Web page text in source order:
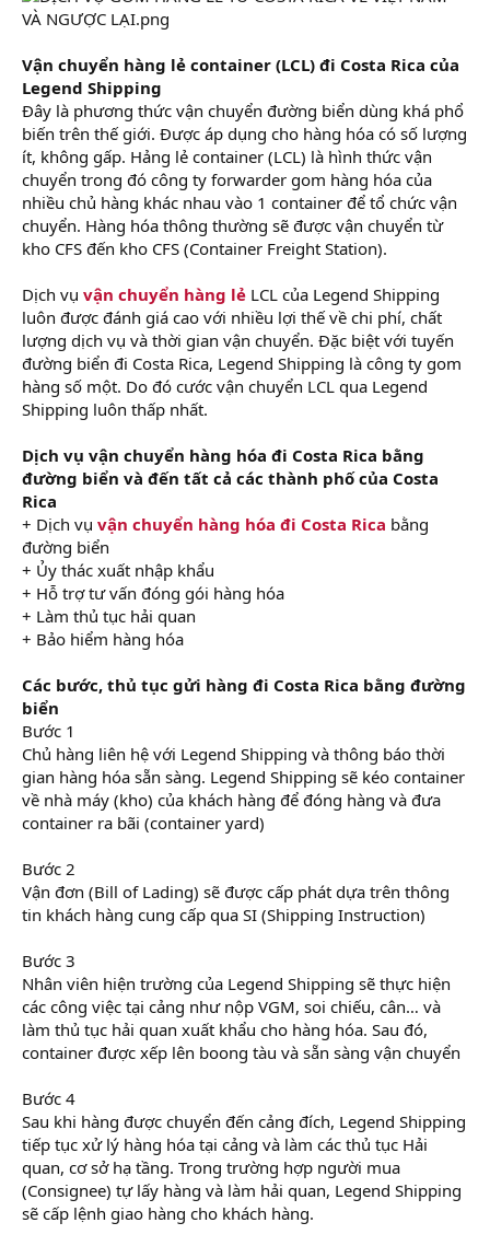
Vận chuyển hàng lẻ container (LCL) đi Costa Rica của
Legend Shipping
Đây là phương thức vận chuyển đường biển dùng khá phổ
biến trên thế giới. Được áp dụng cho hàng hóa có số lượng
ít, không gấp. Hảng lẻ container (LCL) là hình thức vận
chuyển trong đó công ty forwarder gom hàng hóa của
nhiều chủ hàng khác nhau vào 1 container để tổ chức vận
chuyển. Hàng hóa thông thường sẽ được vận chuyển từ
kho CFS đến kho CFS (Container Freight Station).
Dịch vụ vận chuyển hàng lẻ LCL của Legend Shipping
luôn được đánh giá cao với nhiều lợi thế về chi phí, chất
lượng dịch vụ và thời gian vận chuyển. Đặc biệt với tuyến
đường biển đi Costa Rica, Legend Shipping là công ty gom
hàng số một. Do đó cước vận chuyển LCL qua Legend
Shipping luôn thấp nhất.
Dịch vụ vận chuyển hàng hóa đi Costa Rica bằng
đường biển và đến tất cả các thành phố của Costa
Rica
+ Dịch vụ vận chuyển hàng hóa đi Costa Rica bằng
đường biển
+ Ủy thác xuất nhập khẩu
+ Hỗ trợ tư vấn đóng gói hàng hóa
+ Làm thủ tục hải quan
+ Bảo hiểm hàng hóa
Các bước, thủ tục gửi hàng đi Costa Rica bằng đường
biển
Bước 1
Chủ hàng liên hệ với Legend Shipping và thông báo thời
gian hàng hóa sẵn sàng. Legend Shipping sẽ kéo container
về nhà máy (kho) của khách hàng để đóng hàng và đưa
container ra bãi (container yard)
Bước 2
Vận đơn (Bill of Lading) sẽ được cấp phát dựa trên thông
tin khách hàng cung cấp qua SI (Shipping Instruction)
Bước 3
Nhân viên hiện trường của Legend Shipping sẽ thực hiện
các công việc tại cảng như nộp VGM, soi chiếu, cân… và
làm thủ tục hải quan xuất khẩu cho hàng hóa. Sau đó,
container được xếp lên boong tàu và sẵn sàng vận chuyển
Bước 4
Sau khi hàng được chuyển đến cảng đích, Legend Shipping
tiếp tục xử lý hàng hóa tại cảng và làm các thủ tục Hải
quan, cơ sở hạ tầng. Trong trường hợp người mua
(Consignee) tự lấy hàng và làm hải quan, Legend Shipping
sẽ cấp lệnh giao hàng cho khách hàng.